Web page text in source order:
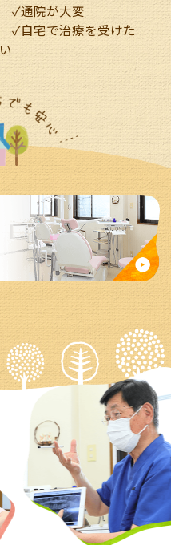
✓通院が大変
✓自宅で治療を受けた
い